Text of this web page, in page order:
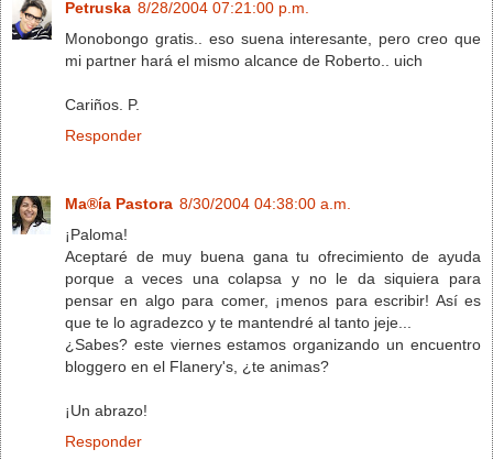
Petruska 8/28/2004 07:21:00 p.m.
Monobongo gratis.. eso suena interesante, pero creo que
mi partner hará el mismo alcance de Roberto.. uich
Cariños. P.
Responder
Ma®ía Pastora 8/30/2004 04:38:00 a.m.
¡Paloma!
Aceptaré de muy buena gana tu ofrecimiento de ayuda
porque a veces una colapsa y no le da siquiera para
pensar en algo para comer, ¡menos para escribir! Así es
que te lo agradezco y te mantendré al tanto jeje...
¿Sabes? este viernes estamos organizando un encuentro
bloggero en el Flanery's, ¿te animas?
¡Un abrazo!
Responder